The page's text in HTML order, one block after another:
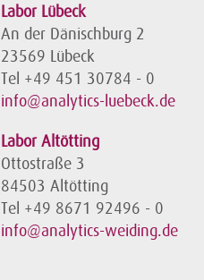
Labor Lübeck
An der Dänischburg 2
23569 Lübeck
Tel +49 451 30784 - 0
info@analytics-luebeck.de
Labor Altötting
Ottostraße 3
84503 Altötting
Tel +49 8671 92496 - 0
info@analytics-weiding.de